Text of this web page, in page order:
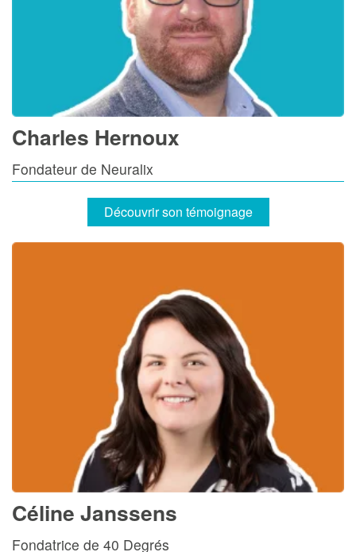
Charles Hernoux
Fondateur de Neuralix
Découvrir son témoignage
Céline Janssens
Fondatrice de 40 Degrés